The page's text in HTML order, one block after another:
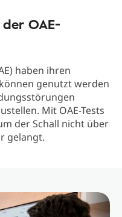
OAE-
haben ihren
genutzt werden
Mit OAE-Tests
der Schall nicht über
gelangt.